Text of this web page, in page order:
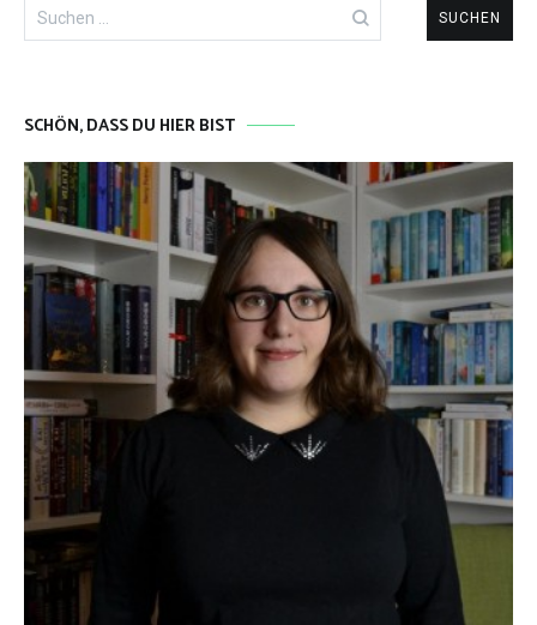
nach:
SCHÖN, DASS DU HIER BIST